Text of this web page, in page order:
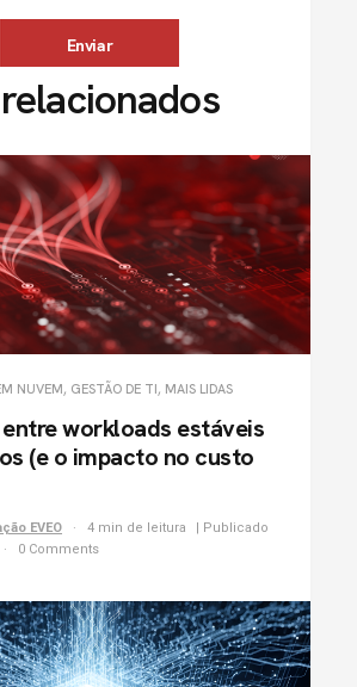
NUVEM, GESTÃO DE TI, MAIS LIDAS
workloads estáveis
(e o impacto no custo
EVEO 4 min de leitura
| Publicado
0 Comments